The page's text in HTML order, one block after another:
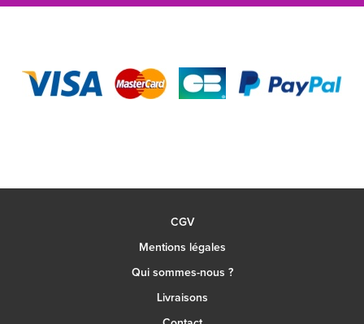
CGV
Mentions légales
Qui sommes-nous ?
Livraisons